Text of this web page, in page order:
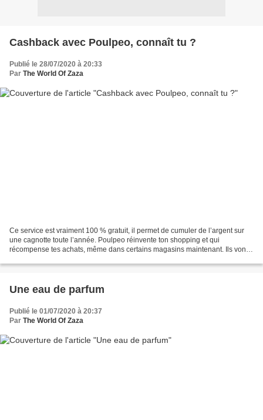
Cashback avec Poulpeo, connaît tu ?
Publié le 28/07/2020 à 20:33
Par The World Of Zaza
Ce service est vraiment 100 % gratuit, il permet de cumuler de l’argent sur
une cagnotte toute l’année. Poulpeo réinvente ton shopping et qui
récompense tes achats, même dans certains magasins maintenant. Ils vont
Une eau de parfum
Publié le 01/07/2020 à 20:37
Par The World Of Zaza